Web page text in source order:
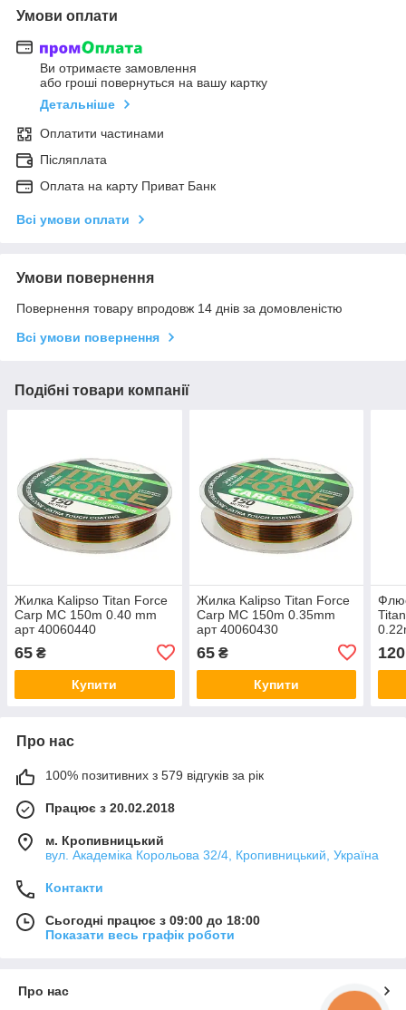
Умови оплати
Ви отримаєте замовлення
або гроші повернуться на вашу картку
Детальніше
Оплатити частинами
Післяплата
Оплата на карту Приват Банк
Всі умови оплати
Умови повернення
Повернення товару впродовж 14 днів за домовленістю
Всі умови повернення
Подібні товари компанії
Жилка Kalipso Titan Force
Carp MC 150m 0.40 mm
арт 40060440
65 ₴
Купити
Жилка Kalipso Titan Force
Carp MC 150m 0.35mm
арт 40060430
65₴
Купити
120
Про нас
100% позитивних з 579 відгуків за рік
Працює з 20.02.2018
м. Кропивницький
вул. Академіка Корольова 32/4, Кропивницький, Україна
Контакти
Сьогодні працює з 09:00 до 18:00
Показати весь графік роботи
Про нас